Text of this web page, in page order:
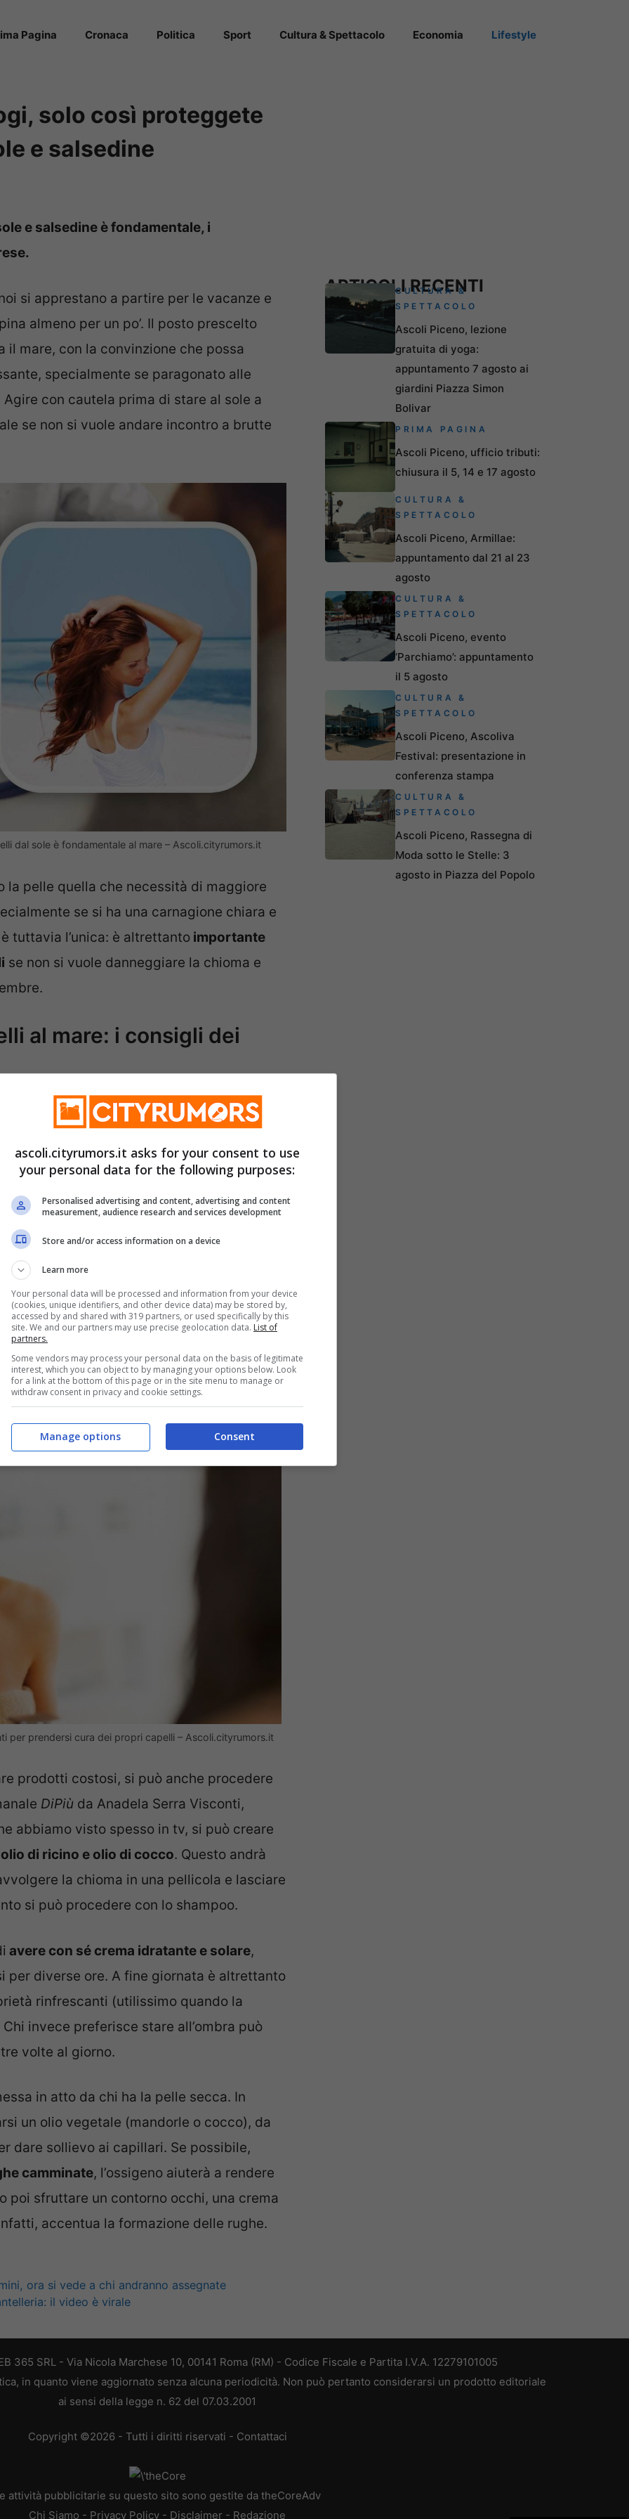
Pagina Cronaca Politica Sport Cultura & Spettacolo Economia Lifestyle
solo così proteggete
e salsedine
e salsedine è fondamentale, i
si apprestano a partire per le vacanze e
almeno per un po’. Il posto prescelto
mare, con la convinzione che possa
specialmente se paragonato alle
con cautela prima di stare al sole a
se non si vuole andare incontro a brutte
dal sole è fondamentale al mare – Ascoli.cityrumors.it
la pelle quella che necessità di maggiore
se si ha una carnagione chiara e
tuttavia l’unica: è altrettanto importante
se non si vuole danneggiare la chioma e
al mare: i consigli dei
di essere protetti quando si va in
fondamentale sia se si sceglie di
il bagno in acqua, dovesi entra a
può essere davvero insidiosa.
bene inserire in valigia prima di partire
dotati di proprietà nutrienti
la situazione sia compromessa o quasi.
anche per quella della piscina, dove c’è
la fibra capillare. Agire in maniera
pur senza privarsi di alcune attività
per prendersi cura dei propri capelli – Ascoli.cityrumors.it
prodotti costosi, si può anche procedere
DiPiù da Anadela Serra Visconti,
abbiamo visto spesso in tv, si può creare
di ricino e olio di cocco. Questo andrà
la chioma in una pellicola e lasciare
si può procedere con lo shampoo.
avere con sé crema idratante e solare,
per diverse ore. A fine giornata è altrettanto
rinfrescanti (utilissimo quando la
invece preferisce stare all’ombra può
volte al giorno.
in atto da chi ha la pelle secca. In
un olio vegetale (mandorle o cocco), da
dare sollievo ai capillari. Se possibile,
camminate, l’ossigeno aiuterà a rendere
poi sfruttare un contorno occhi, una crema
accentua la formazione delle rughe.
ora si vede a chi andranno assegnate
il video è virale
ARTICOLI RECENTI
CULTURA &
SPETTACOLO
Ascoli Piceno, lezione
gratuita di yoga:
appuntamento 7 agosto ai
giardini Piazza Simon
Bolivar
PRIMA PAGINA
Ascoli Piceno, ufficio tributi:
chiusura il 5, 14 e 17 agosto
CULTURA &
SPETTACOLO
Ascoli Piceno, Armillae:
appuntamento dal 21 al 23
agosto
CULTURA &
SPETTACOLO
Ascoli Piceno, evento
‘Parchiamo’: appuntamento
il 5 agosto
CULTURA &
SPETTACOLO
Ascoli Piceno, Ascoliva
Festival: presentazione in
conferenza stampa
CULTURA &
SPETTACOLO
Ascoli Piceno, Rassegna di
Moda sotto le Stelle: 3
agosto in Piazza del Popolo
365 SRL - Via Nicola Marchese 10, 00141 Roma (RM) - Codice Fiscale e Partita I.V.A. 12279101005
in quanto viene aggiornato senza alcuna periodicità. Non può pertanto considerarsi un prodotto editoriale
ai sensi della legge n. 62 del 07.03.2001
Copyright ©2026 - Tutti i diritti riservati - Contattaci
attività pubblicitarie su questo sito sono gestite da theCoreAdv
Chi Siamo - Privacy Policy - Disclaimer - Redazione
ascoli.cityrumors.it asks for your consent to use
your personal data for the following purposes:
Personalised advertising and content, advertising and content
measurement, audience research and services development
Store and/or access information on a device
Learn more
Your personal data will be processed and information from your device
(cookies, unique identifiers, and other device data) may be stored by,
accessed by and shared with 319 partners, or used specifically by this
site. We and our partners may use precise geolocation data. List of
partners.
Some vendors may process your personal data on the basis of legitimate
interest, which you can object to by managing your options below. Look
for a link at the bottom of this page or in the site menu to manage or
withdraw consent in privacy and cookie settings.
Consent
Manage options